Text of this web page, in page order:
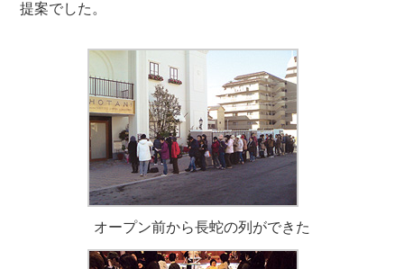
提案でした。
オープン前から長蛇の列ができた